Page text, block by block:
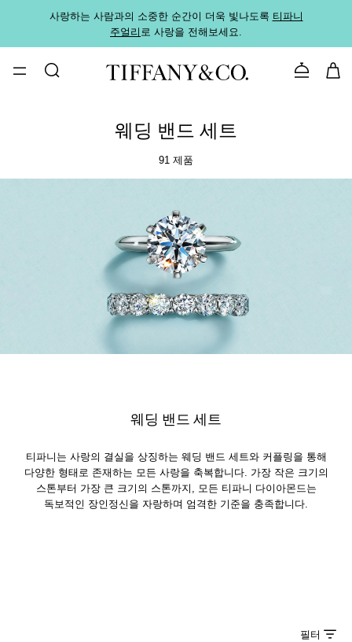
사랑하는 사람과의 소중한 순간이 더욱 빛나도록 티파니
주얼리로 사랑을 전해보세요.
문의하기
웨딩 밴드 세트
91 제품
웨딩 밴드 세트
티파니는 사랑의 결실을 상징하는 웨딩 밴드 세트와 커플링을 통해
다양한 형태로 존재하는 모든 사랑을 축복합니다. 가장 작은 크기의
스톤부터 가장 큰 크기의 스톤까지, 모든 티파니 다이아몬드는
독보적인 장인정신을 자랑하며 엄격한 기준을 충족합니다.
필터